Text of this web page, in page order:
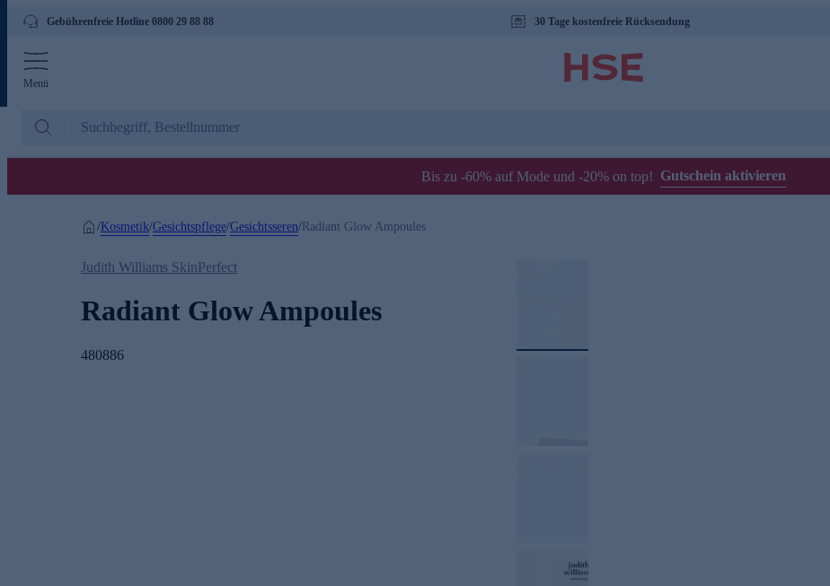
Gebührenfreie Hotline 0800 29 88 88 30 Tage kostenfreie Rücksendung
Menü
Bis zu -60% auf Mode und -20% on top! Gutschein aktivieren
/Kosmetik/Gesichtspflege/Gesichtsseren/ Radiant Glow Ampoules
Judith Williams SkinPerfect
Radiant Glow Ampoules
480886